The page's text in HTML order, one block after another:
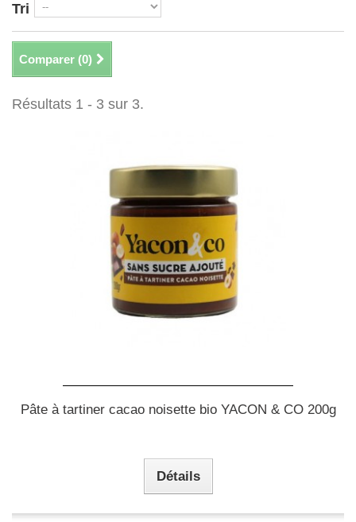
Tri
Comparer (0)
Résultats 1 - 3 sur 3.
Pâte à tartiner cacao noisette bio YACON & CO 200g
Détails